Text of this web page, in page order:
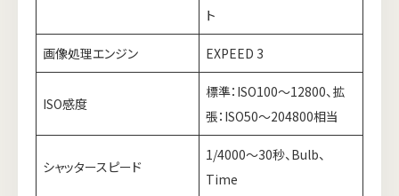
ト
画像処理エンジン EXPEED 3
ISO感度
標準：ISO100～12800、拡
張：ISO50～204800相当
シャッタースピード
1/4000～30秒、Bulb、
Time